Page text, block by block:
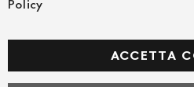
Policy
ACCETTA